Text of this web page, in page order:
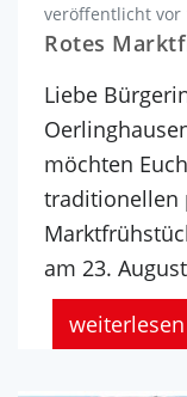
veröffentlicht vor
Rotes
Liebe
möchten
traditionellen
am 23.
weiterlesen